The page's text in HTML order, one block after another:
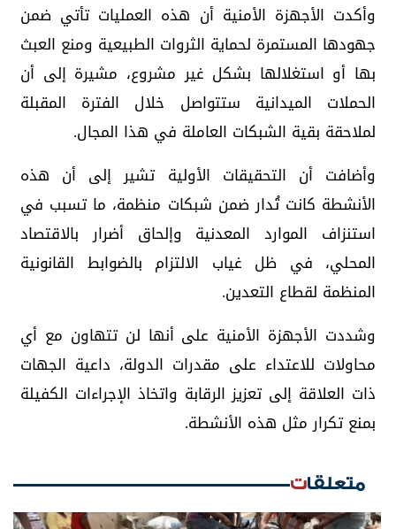
وأكدت الأجهزة الأمنية أن هذه العمليات تأتي ضمن
جهودها المستمرة لحماية الثروات الطبيعية ومنع العبث
بها أو استغلالها بشكل غير مشروع، مشيرة إلى أن
الحملات الميدانية ستتواصل خلال الفترة المقبلة
لملاحقة بقية الشبكات العاملة في هذا المجال.
وأضافت أن التحقيقات الأولية تشير إلى أن هذه
الأنشطة كانت تُدار ضمن شبكات منظمة، ما تسبب في
استنزاف الموارد المعدنية وإلحاق أضرار بالاقتصاد
المحلي، في ظل غياب الالتزام بالضوابط القانونية
المنظمة لقطاع التعدين.
وشددت الأجهزة الأمنية على أنها لن تتهاون مع أي
محاولات للاعتداء على مقدرات الدولة، داعية الجهات
ذات العلاقة إلى تعزيز الرقابة واتخاذ الإجراءات الكفيلة
بمنع تكرار مثل هذه الأنشطة.
متعلقات